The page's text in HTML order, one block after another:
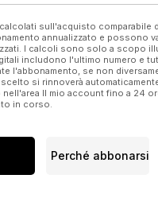
sull'acquisto comparabile
annualizzato e possono
I calcoli sono solo a scopo
includono l'ultimo numero e
l'abbonamento, se non
si rinnoverà
nell'area Il mio account fino a 24
in corso.
Perché abbonarsi